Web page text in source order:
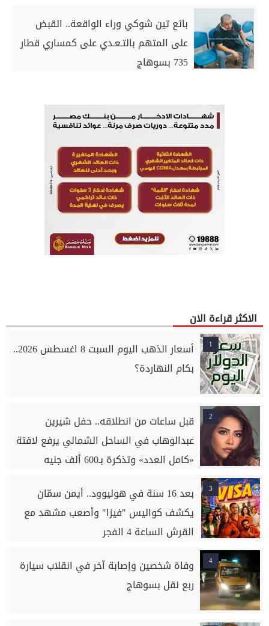
بائع تين شوكي وراء الواقعة.. القبض
على المتهم بالتـعـدي على كمساري قطار
735 بسوهاج
الاكثر قراءة الان
1
أسعار الذهب اليوم السبت 8 اغسطس 2026..
بكام النهاردة؟
2
قبل ساعات من انطلاقه.. حفل شيرين
عبدالوهاب في الساحل الشمالي يرفع لافتة
«كامل العدد» وتذكرة بـ600 ألف جنيه
3
بعد 16 سنة في هوليوود.. أيمن سمّان
يكشف كواليس "فيزا" وأصعب مشهد مع
القرش الساعة 4 الفجر
4
وفاة شخصين وإصابة آخر في انقلاب سيارة
ربع نقل بسوهاج